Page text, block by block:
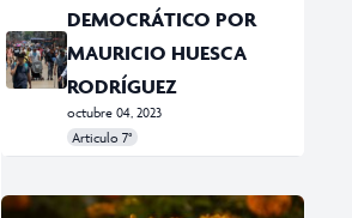
DEMOCRÁTICO POR
MAURICIO HUESCA
RODRÍGUEZ
octubre 04, 2023
Articulo 7°
#Caleidoscopio democrático
#CDMX
#cultura cívica
#IECM